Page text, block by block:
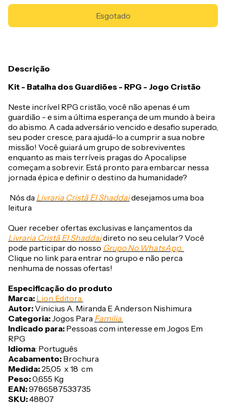
Descrição
Kit - Batalha dos Guardiões - RPG - Jogo Cristão
Neste incrível RPG cristão, você não apenas é um
guardião - e sim a última esperança de um mundo à beira
do abismo. A cada adversário vencido e desafio superado,
seu poder cresce, para ajudá-lo a cumprir a sua nobre
missão! Você guiará um grupo de sobreviventes
enquanto as mais terríveis pragas do Apocalipse
começam a sobrevir. Está pronto para embarcar nessa
jornada épica e definir o destino da humanidade?
Nós da Livraria Cristã El Shaddaidesejamos uma boa
leitura
Quer receber ofertas exclusivas e lançamentos da
Livraria Cristã El Shaddaidireto no seu celular? Você
pode participar do nosso Grupo No WhatsApp.
Clique no link para entrar no grupo e não perca
nenhuma de nossas ofertas!
Especificação do produto
Marca: Lion Editora
Autor:Vinicius A. Miranda E Anderson Nishimura
Categoria:Jogos Para Familia
Indicado para: Pessoas com interesse em Jogos Em
RPG
Idioma: Português
Acabamento: Brochura
Medida: 25,05 x 18 cm
Peso:0,655 Kg
EAN:9786587533735
SKU:48807